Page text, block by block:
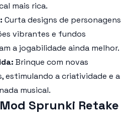
mais rica.
Curta designs de personagens
vibrantes e fundos
a jogabilidade ainda melhor.
Brinque com novas
estimulando a criatividade e a
musical.
Sprunki Retake